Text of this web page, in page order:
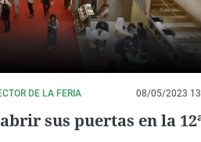
DE LA FERIA 08/05/2023
sus puertas en la